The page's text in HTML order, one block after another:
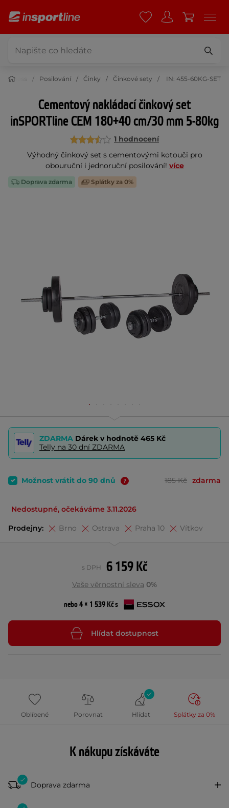
Fitness Posilování Činky Činkové sety IN: 455-60KG-SET
Cementový nakládací činkový set
inSPORTline CEM 180+40 cm/30 mm 5-80kg
1 hodnocení
Výhodný činkový set s cementovými kotouči pro
obouruční i jednoruční posilování! více
Doprava zdarma Splátky za 0%
ZDARMA Dárek v hodnotě 465 Kč
Telly na 30 dní ZDARMA
Možnost vrátit do 90 dnů 185 Kč zdarma
Nedostupné, očekáváme 3.11.2026
Prodejny: Brno Ostrava Praha 10 Vítkov
6 159 Kč
s DPH
Vaše věrnostní sleva 0%
nebo 4 × 1 539 Kč s
Hlídat dostupnost
Oblíbené Porovnat Hlídat Splátky za 0%
K nákupu získáváte
Doprava zdarma